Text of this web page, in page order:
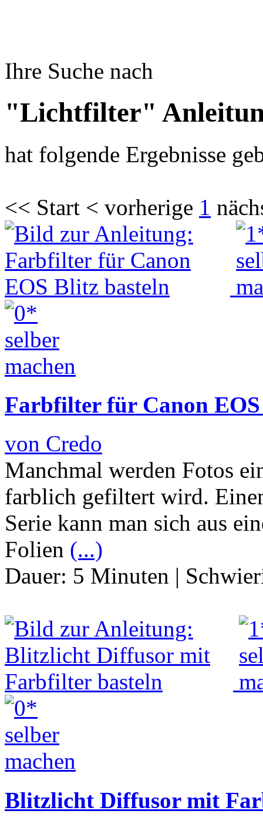
Ihre Suche nach
"Lichtfilter"
hat folgende Ergebnisse
<< Start < vorherige 1
Farbfilter für Canon
von Credo
Manchmal werden Fotos
farblich gefiltert wird.
Serie kann man sich aus
Folien (...)
Dauer: 5 Minuten |
Blitzlicht Diffusor mit